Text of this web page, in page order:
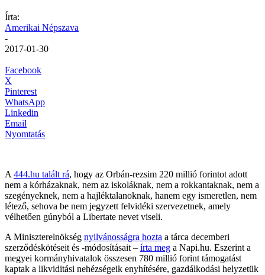
Írta:
Amerikai Népszava
-
2017-01-30
Facebook
X
Pinterest
WhatsApp
Linkedin
Email
Nyomtatás
A 444.hu talált rá, hogy az Orbán-rezsim 220 millió forintot adott
nem a kórházaknak, nem az iskoláknak, nem a rokkantaknak, nem a
szegényeknek, nem a hajléktalanoknak, hanem egy ismeretlen, nem
létező, sehova be nem jegyzett felvidéki szervezetnek, amely
vélhetően gúnyból a Libertate nevet viseli.
A Miniszterelnökség nyilvánosságra hozta a tárca decemberi
szerződéskötéseit és -módosításait – írta meg a Napi.hu. Eszerint a
megyei kormányhivatalok összesen 780 millió forint támogatást
kaptak a likviditási nehézségeik enyhítésére, gazdálkodási helyzetük